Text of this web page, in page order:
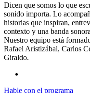
Dicen que somos lo que
sonido importa. Lo
historias que inspiran,
contexto y una banda
Nuestro equipo está
Rafael Aristizábal, Carlos
Giraldo.
Hable con el programa